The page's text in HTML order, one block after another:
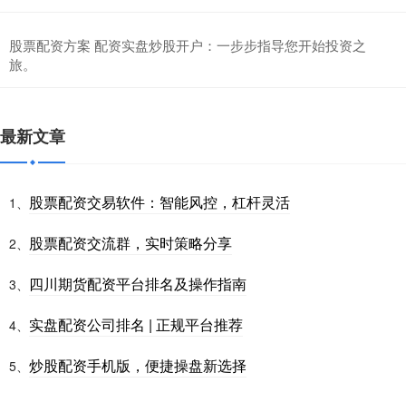
股票配资方案 配资实盘炒股开户：一步步指导您开始投资之
旅。
最新文章
1、 股票配资交易软件：智能风控，杠杆灵活
2、 股票配资交流群，实时策略分享
3、 四川期货配资平台排名及操作指南
4、 实盘配资公司排名 | 正规平台推荐
5、 炒股配资手机版，便捷操盘新选择